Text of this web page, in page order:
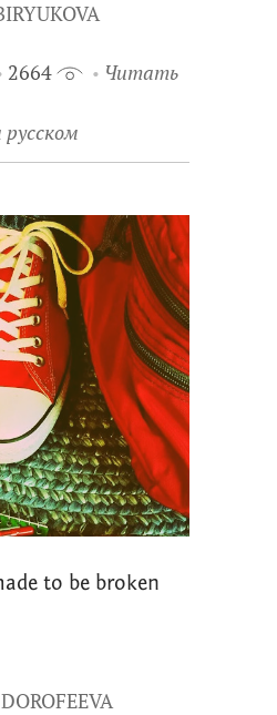
2664 Читать
русском
to be broken
DOROFEEVA